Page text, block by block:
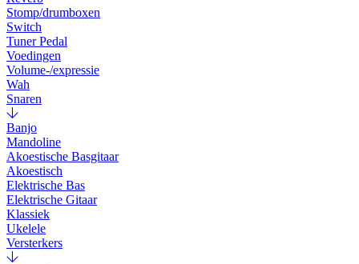
Stomp/drumboxen
Switch
Tuner Pedal
Voedingen
Volume-/expressie
Wah
Snaren
Banjo
Mandoline
Akoestische Basgitaar
Akoestisch
Elektrische Bas
Elektrische Gitaar
Klassiek
Ukelele
Versterkers